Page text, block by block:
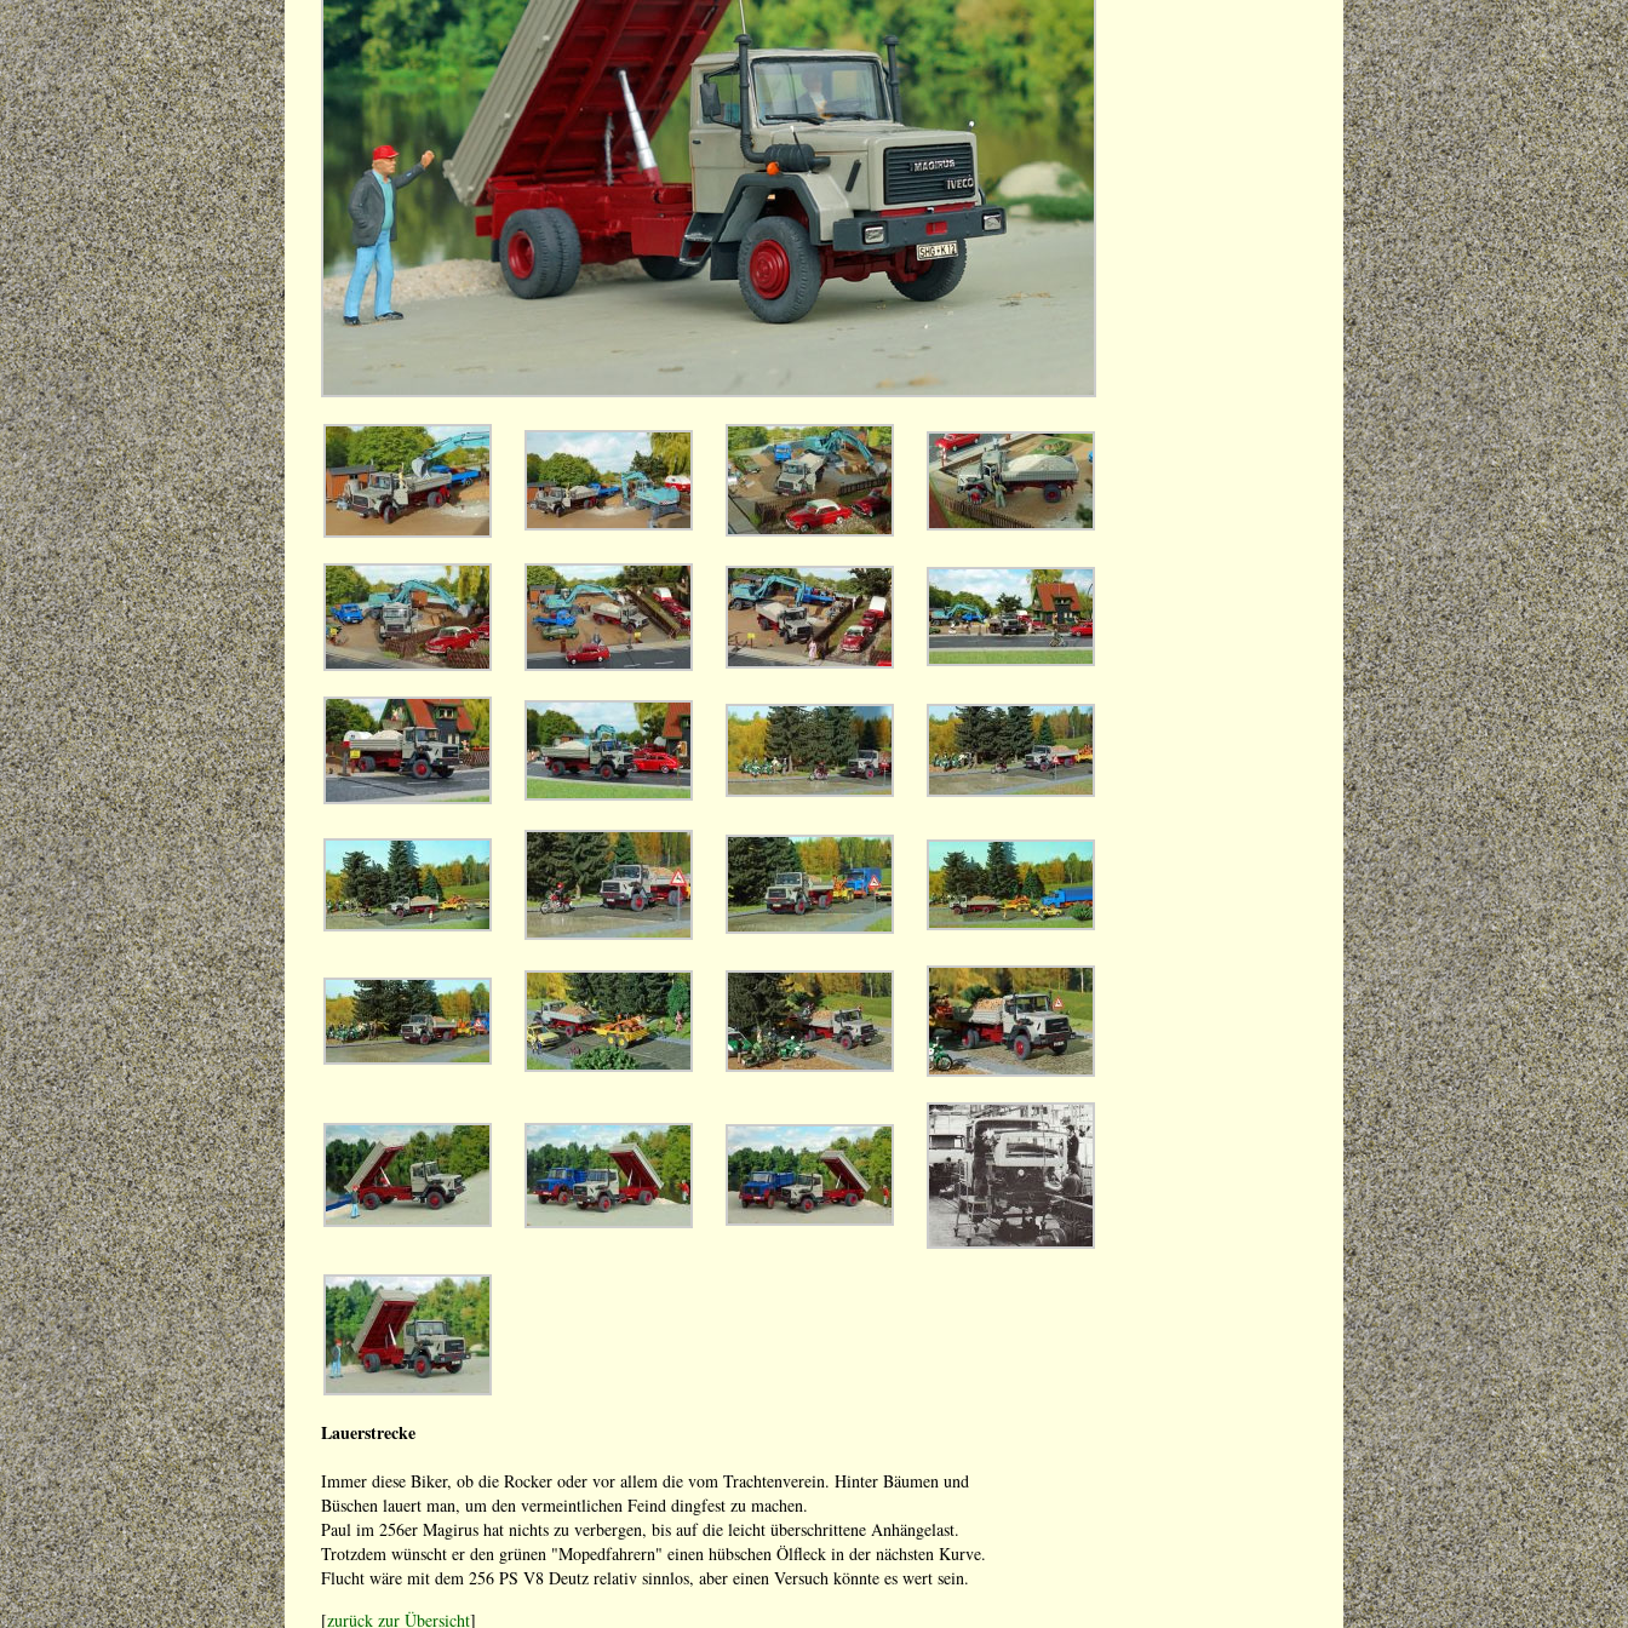
Lauerstrecke
Immer diese Biker, ob die Rocker oder vor allem die vom Trachtenverein. Hinter Bäumen und
Büschen lauert man, um den vermeintlichen Feind dingfest zu machen.
Paul im 256er Magirus hat nichts zu verbergen, bis auf die leicht überschrittene Anhängelast.
Trotzdem wünscht er den grünen "Mopedfahrern" einen hübschen Ölfleck in der nächsten Kurve.
Flucht wäre mit dem 256 PS V8 Deutz relativ sinnlos, aber einen Versuch könnte es wert sein.
[zurück zur Übersicht]